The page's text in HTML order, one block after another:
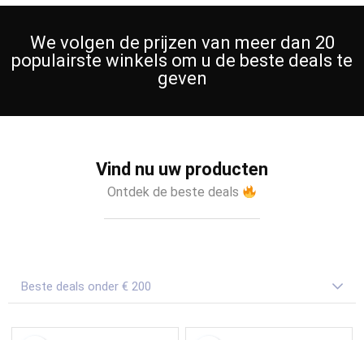
We volgen de prijzen van meer dan 20
populairste winkels om u de beste deals te
geven
Vind nu uw producten
Ontdek de beste deals
Beste deals onder € 200